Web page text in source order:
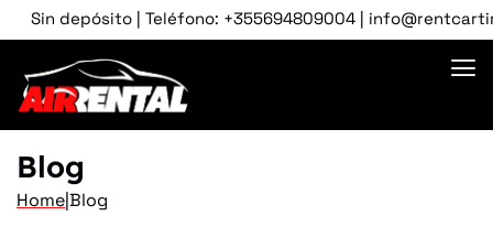
depósito | Teléfono: +355694809004 |
Blog
HomeBlog